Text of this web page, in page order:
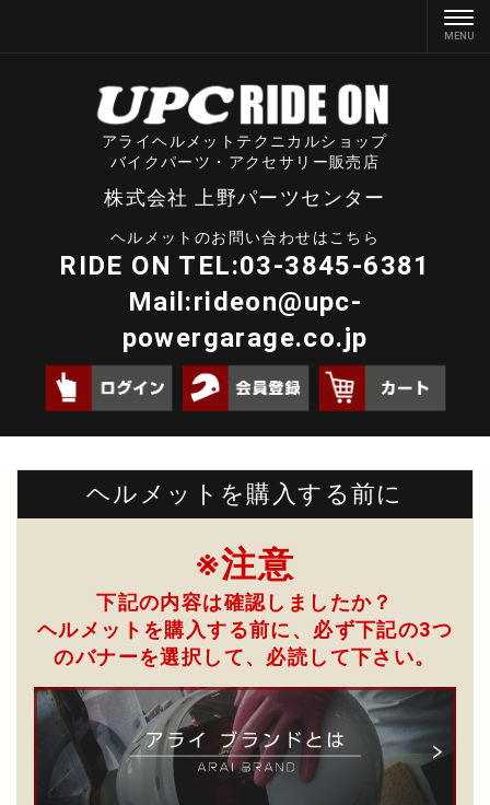
アライヘルメットテクニカルショップ
バイクパーツ・アクセサリー販売店
株式会社 上野パーツセンター
ヘルメットのお問い合わせはこちら
RIDE ON TEL:03-3845-6381
Mail:rideon@upc-
powergarage.co.jp
ヘルメットを購入する前に
※注意
下記の内容は確認しましたか？
ヘルメットを購入する前に、必ず下記の3つ
のバナーを選択して、 必読して下さい。